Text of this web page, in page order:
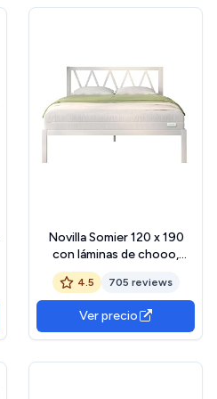
Novilla Somier 120 x 190
con láminas de chooo,
Altura 30 cm, Marco de
Cama con somier Estruc
alltura de Cama para
Adultos, niños y adolesces
120x190 cm, Blanco
4.5 705 reviews
Ver precio